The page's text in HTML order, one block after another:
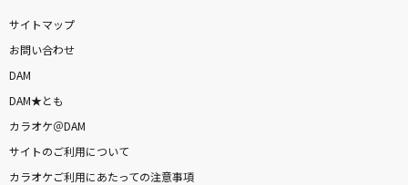
サイトマップ
お問い合わせ
DAM
DAM★とも
カラオケ＠DAM
サイトのご利用について
カラオケご利用にあたっての注意事項